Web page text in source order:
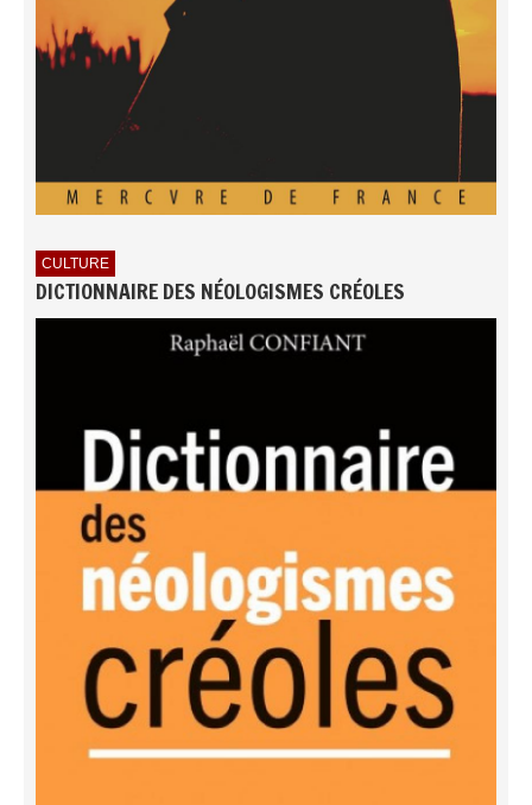
CULTURE
DICTIONNAIRE DES NÉOLOGISMES CRÉOLES